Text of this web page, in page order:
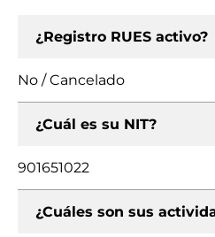
¿Registro RUES activo?
No / Cancelado
¿Cuál es su NIT?
901651022
¿Cuáles son sus